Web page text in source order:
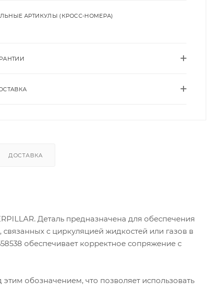
АРТИКУЛЫ (КРОСС-НОМЕРА)
ДОСТАВКА
Деталь предназначена для обеспечения
с циркуляцией жидкостей или газов в
обеспечивает корректное сопряжение с
обозначением, что позволяет использовать